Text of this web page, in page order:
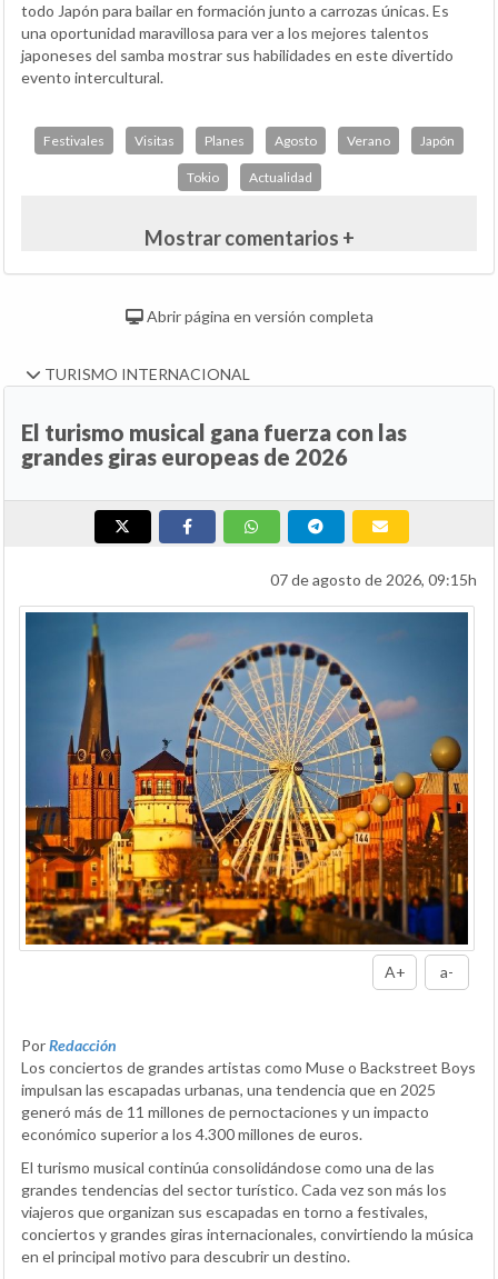
todo Japón para bailar en formación junto a carrozas únicas. Es
una oportunidad maravillosa para ver a los mejores talentos
japoneses del samba mostrar sus habilidades en este divertido
evento intercultural.
Festivales Visitas Planes Agosto Verano Japón
Tokio Actualidad
Mostrar comentarios +
Abrir página en versión completa
TURISMO INTERNACIONAL
El turismo musical gana fuerza con las
grandes giras europeas de 2026
07 de agosto de 2026, 09:15h
A+ a-
PorRedacción
Los conciertos de grandes artistas como Muse o Backstreet Boys
impulsan las escapadas urbanas, una tendencia que en 2025
generó más de 11 millones de pernoctaciones y un impacto
económico superior a los 4.300 millones de euros.
El turismo musical continúa consolidándose como una de las
grandes tendencias del sector turístico. Cada vez son más los
viajeros que organizan sus escapadas en torno a festivales,
conciertos y grandes giras internacionales, convirtiendo la música
en el principal motivo para descubrir un destino.